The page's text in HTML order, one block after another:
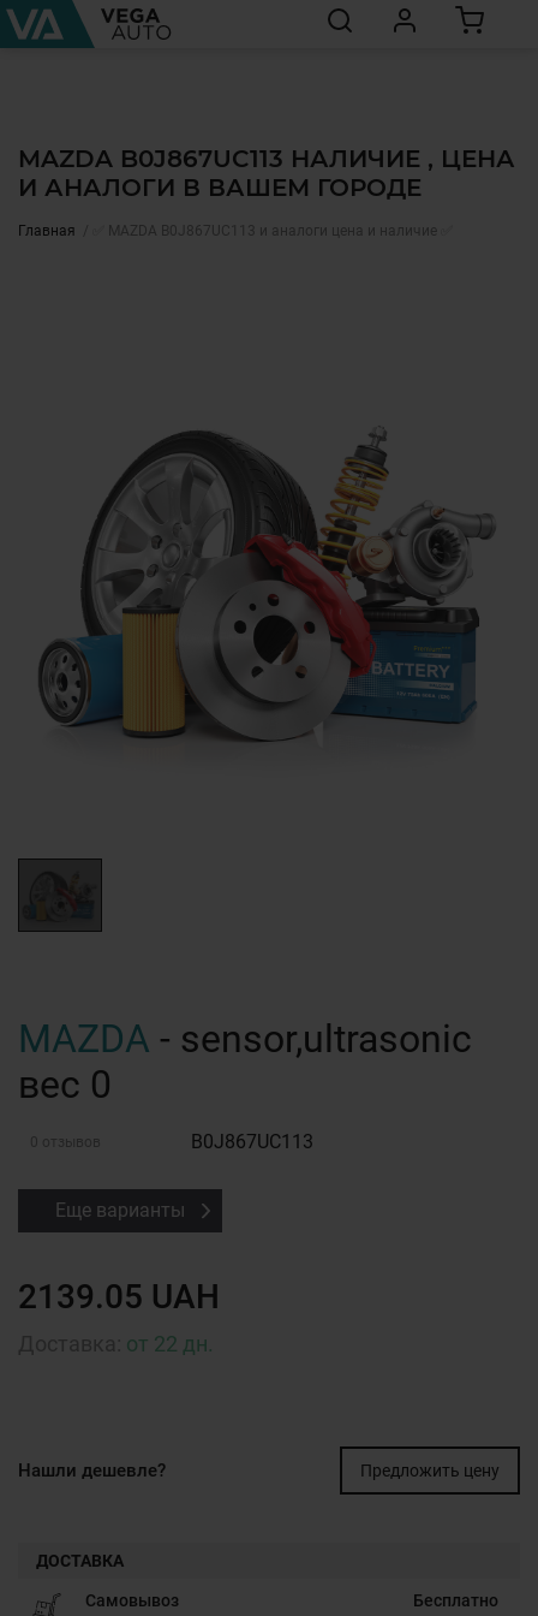
MAZDA B0J867UC113 НАЛИЧИЕ , ЦЕНА
И АНАЛОГИ В ВАШЕМ ГОРОДЕ
Главная ✅ MAZDA B0J867UC113 и аналоги цена и наличие ✅
MAZDA - sensor,ultrasonic
вес 0
0 отзывов B0J867UC113
Еще варианты
2139.05 UAH
от 22 дн.
Нашли дешевле? Предложить цену
ДОСТАВКА
Самовывоз Бесплатно